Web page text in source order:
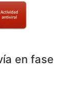
en fase